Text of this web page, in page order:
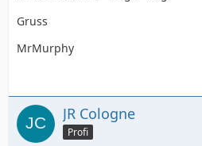
Gruss
MrMurphy
JR Cologne
Profi